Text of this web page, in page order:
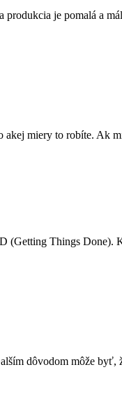
je pomalá a
akej miery to robíte. Ak
Things Done).
dôvodom môže